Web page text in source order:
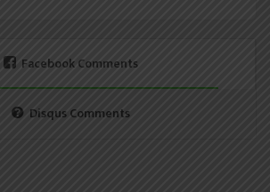
Facebook Comments
Disqus Comments